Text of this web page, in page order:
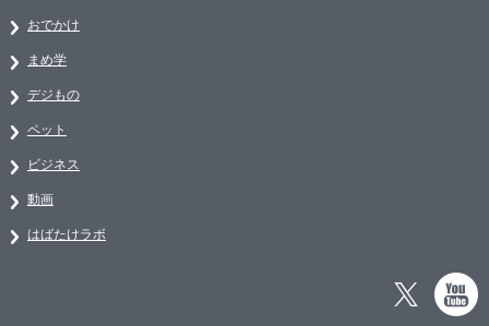
おでかけ
まめ学
デジもの
ペット
ビジネス
動画
はばたけラボ